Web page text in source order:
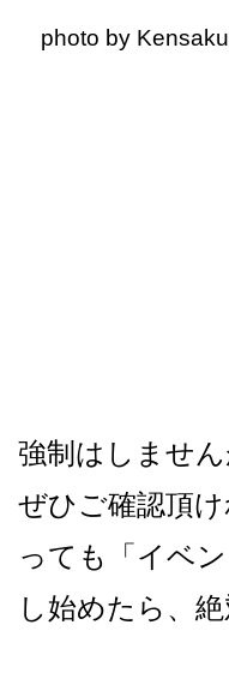
photo by
強制はしませ
ぜひご確認頂
っても「イベ
し始めたら、